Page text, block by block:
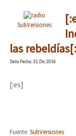
SubVersiones
las
DateFecha: 31 Dic 2016
[:es]
Fuente: SubVersiones